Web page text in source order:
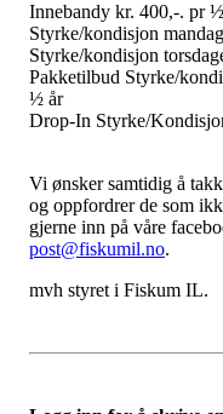
Innebandy kr. 400,-. pr
Styrke/kondisjon
Styrke/kondisjon
Pakketilbud Styrke/
½ år
Drop-In Styrke/
Vi ønsker samtidig å
og oppfordrer de som
gjerne inn på våre
post@fiskumil.no.
mvh styret i Fiskum IL.